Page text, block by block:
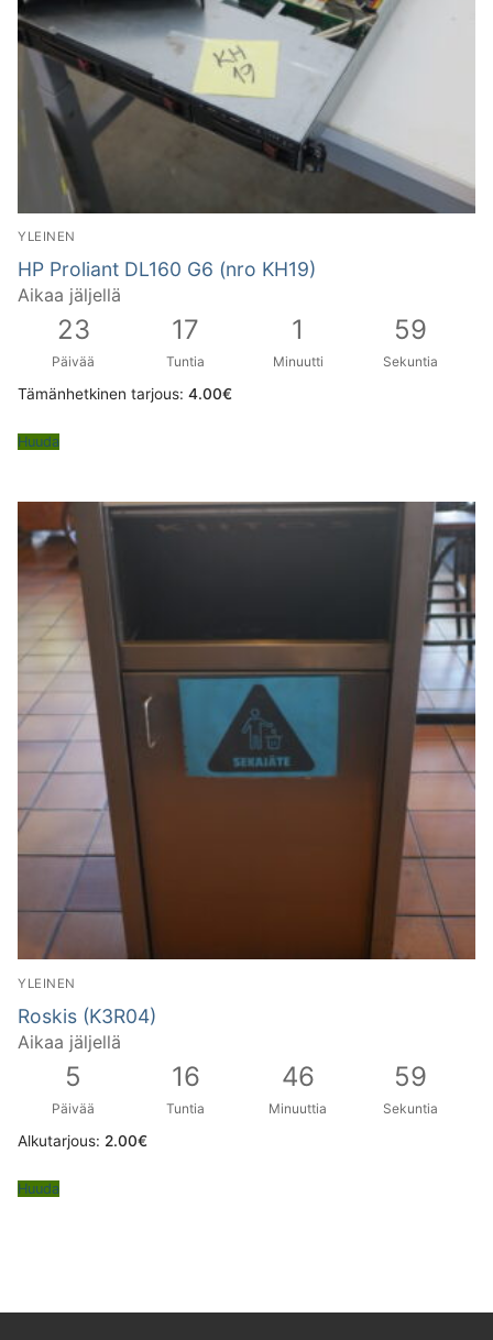
YLEINEN
HP Proliant DL160 G6 (nro KH19)
Aikaa jäljellä
23
Päivää
17
Tuntia
1
Minuutti
58
Sekuntia
Tämänhetkinen tarjous: 4.00€
Huuda
YLEINEN
Roskis (K3R04)
Aikaa jäljellä
5
Päivää
16
Tuntia
46
Minuuttia
58
Sekuntia
Alkutarjous: 2.00€
Huuda